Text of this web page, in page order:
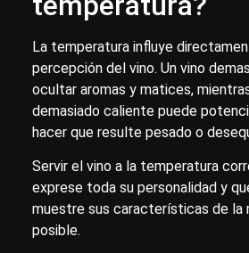
La temperatura influye
percepción del vino. Un vino
ocultar aromas y matices,
demasiado caliente puede
hacer que resulte pesado o
Servir el vino a la temperatura
exprese toda su personalidad y
muestre sus características de la
posible.